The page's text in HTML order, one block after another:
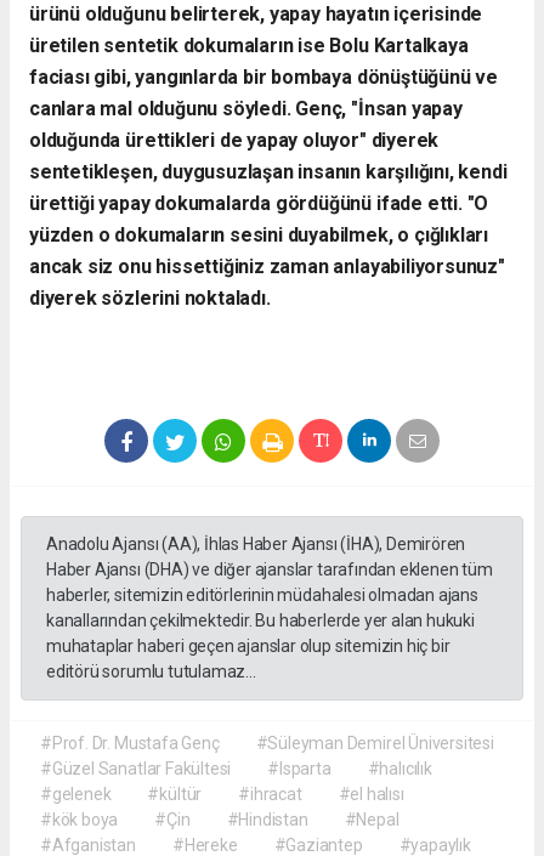
ürünü olduğunu belirterek, yapay hayatın içerisinde
üretilen sentetik dokumaların ise Bolu Kartalkaya
faciası gibi, yangınlarda bir bombaya dönüştüğünü ve
canlara mal olduğunu söyledi. Genç, "İnsan yapay
olduğunda ürettikleri de yapay oluyor" diyerek
sentetikleşen, duygusuzlaşan insanın karşılığını, kendi
ürettiği yapay dokumalarda gördüğünü ifade etti. "O
yüzden o dokumaların sesini duyabilmek, o çığlıkları
ancak siz onu hissettiğiniz zaman anlayabiliyorsunuz"
diyerek sözlerini noktaladı.
Anadolu Ajansı (AA), İhlas Haber Ajansı (İHA), Demirören
Haber Ajansı (DHA) ve diğer ajanslar tarafından eklenen tüm
haberler, sitemizin editörlerinin müdahalesi olmadan ajans
kanallarından çekilmektedir. Bu haberlerde yer alan hukuki
muhataplar haberi geçen ajanslar olup sitemizin hiç bir
editörü sorumlu tutulamaz...
#Prof. Dr. Mustafa Genç
#Süleyman Demirel Üniversitesi
#Güzel Sanatlar Fakültesi
#Isparta
#halıcılık
#gelenek
#kültür #ihracat
#el halısı
#kök boya
#Çin #Hindistan
#Nepal
#Afganistan
#Hereke #Gaziantep
#yapaylık